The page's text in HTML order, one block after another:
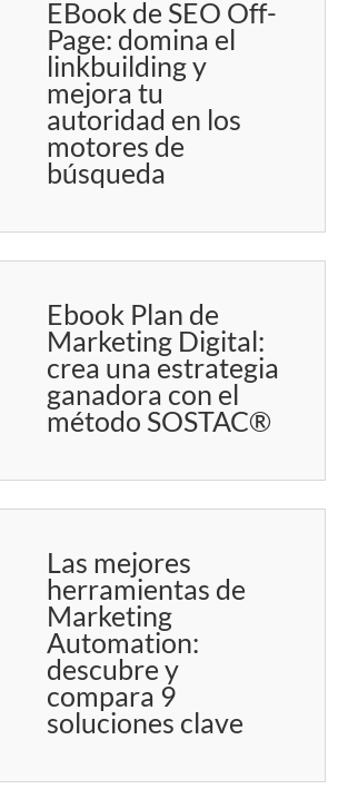
EBook de SEO Off-
Page: domina el
linkbuilding y
mejora tu
autoridad en los
motores de
búsqueda
Ebook Plan de
Marketing Digital:
crea una estrategia
ganadora con el
método SOSTAC®
Las mejores
herramientas de
Marketing
Automation:
descubre y
compara 9
soluciones clave